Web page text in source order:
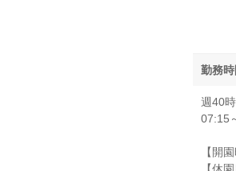
勤務時
週40
07:15
【開